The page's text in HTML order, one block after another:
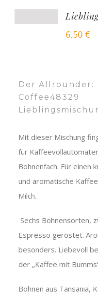
6,50 € –
Der Allrounder:
Coffee48329
Mit dieser Mischung
für
Bohnenfach. Für einen
und aromatische
Milch.
Sechs Bohnensorten,
Espresso geröstet.
besonders. Liebevoll
der „Kaffee mit
Bohnen aus Tansania,